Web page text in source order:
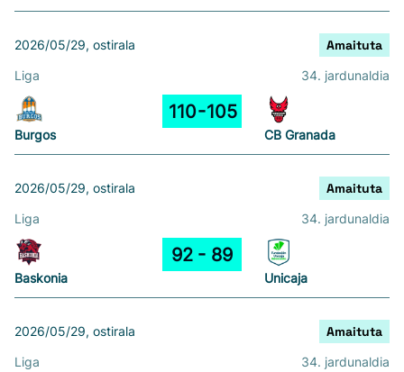
2026/05/29, ostirala Amaituta
Liga 34. jardunaldia
Burgos
110 105
CB Granada
2026/05/29, ostirala Amaituta
Liga 34. jardunaldia
Baskonia
92 89
Unicaja
2026/05/29, ostirala Amaituta
Liga 34. jardunaldia